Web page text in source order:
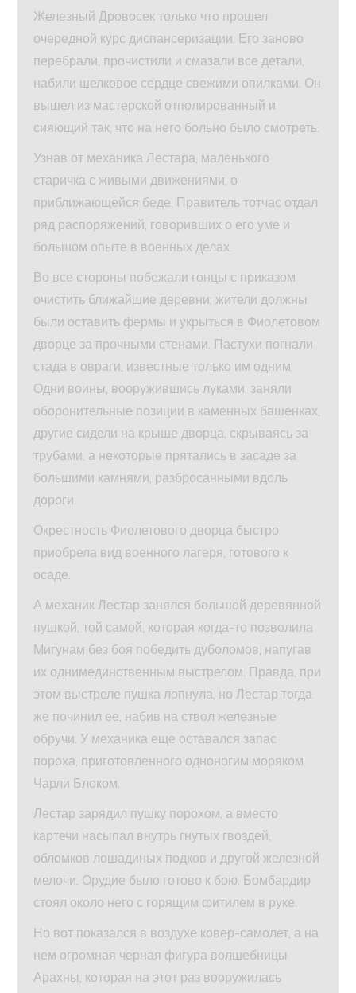
Железный Дровосек только что прошел
очередной курс диспансеризации. Его заново
перебрали, прочистили и смазали все детали,
набили шелковое сердце свежими опилками. Он
вышел из мастерской отполированный и
сияющий так, что на него больно было смотреть.
Узнав от механика Лестара, маленького
старичка с живыми движениями, о
приближающейся беде, Правитель тотчас отдал
ряд распоряжений, говоривших о его уме и
большом опыте в военных делах.
Во все стороны побежали гонцы с приказом
очистить ближайшие деревни; жители должны
были оставить фермы и укрыться в Фиолетовом
дворце за прочными стенами. Пастухи погнали
стада в овраги, известные только им одним.
Одни воины, вооружившись луками, заняли
оборонительные позиции в каменных башенках,
другие сидели на крыше дворца, скрываясь за
трубами, а некоторые прятались в засаде за
большими камнями, разбросанными вдоль
дороги.
Окрестность Фиолетового дворца быстро
приобрела вид военного лагеря, готового к
осаде.
А механик Лестар занялся большой деревянной
пушкой, той самой, которая когда-то позволила
Мигунам без боя победить дуболомов, напугав
их однимединственным выстрелом. Правда, при
этом выстреле пушка лопнула, но Лестар тогда
же починил ее, набив на ствол железные
обручи. У механика еще оставался запас
пороха, приготовленного одноногим моряком
Чарли Блоком.
Лестар зарядил пушку порохом, а вместо
картечи насыпал внутрь гнутых гвоздей,
обломков лошадиных подков и другой железной
мелочи. Орудие было готово к бою. Бомбардир
стоял около него с горящим фитилем в руке.
Но вот показался в воздухе ковер-самолет, а на
нем огромная черная фигура волшебницы
Арахны, которая на этот раз вооружилась